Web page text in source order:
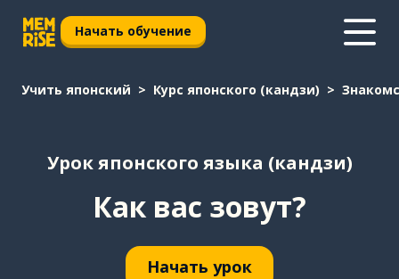
Начать обучение
Учить японский Курс японского (кандзи)
Урок японского языка (кандзи)
Как вас зовут?
Начать урок